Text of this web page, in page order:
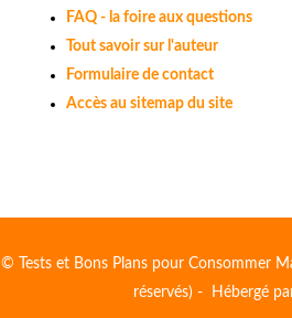
FAQ - la foire aux questions
Tout savoir sur l'auteur
Formulaire de contact
Accès au sitemap du site
© Tests et Bons Plans pour Consommer
réservés) - Hébergé